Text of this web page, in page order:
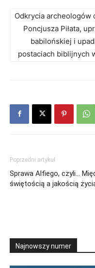
Odkrycia archeologów
Poncjusza Piłata,
babilońskiej i
postaciach biblijnych
Poprzedni artykuł
Sprawa Alfiego, czyli…
świętością a jakością
Najnowszy numer